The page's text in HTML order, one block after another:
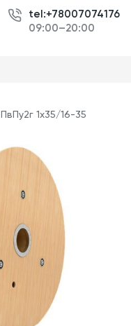
tel:+78007074176
09:00–20:00
ПвПу2г 1x35/16-35